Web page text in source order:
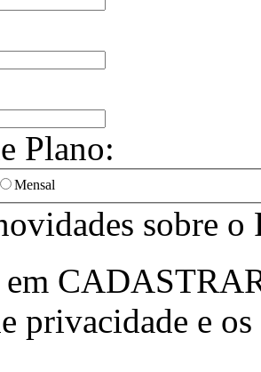
Plano:
Mensal
sobre
privacidade e os